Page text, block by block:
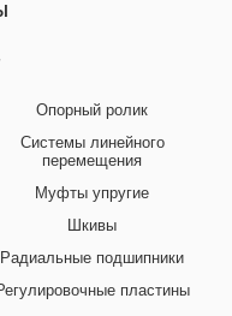
Опорный ролик
Системы линейного
перемещения
Муфты упругие
Шкивы
Радиальные подшипники
пластины